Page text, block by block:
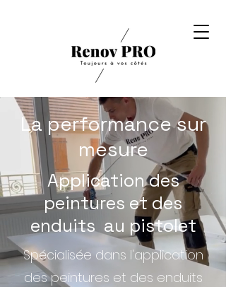
La performance sur
mesure
Application des
peintures et des
enduits au pistolet
Spécialisée dans l'application
des peintures et des enduits